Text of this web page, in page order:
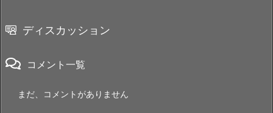
ディスカッション
コメント一覧
まだ、コメントがありません